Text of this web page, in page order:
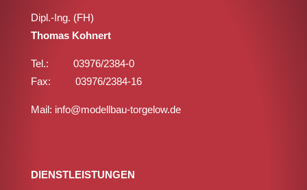
Dipl.-Ing. (FH)
Thomas Kohnert
Tel.: 03976/2384-0
Fax: 03976/2384-16
Mail: info@modellbau-torgelow.de
DIENSTLEISTUNGEN